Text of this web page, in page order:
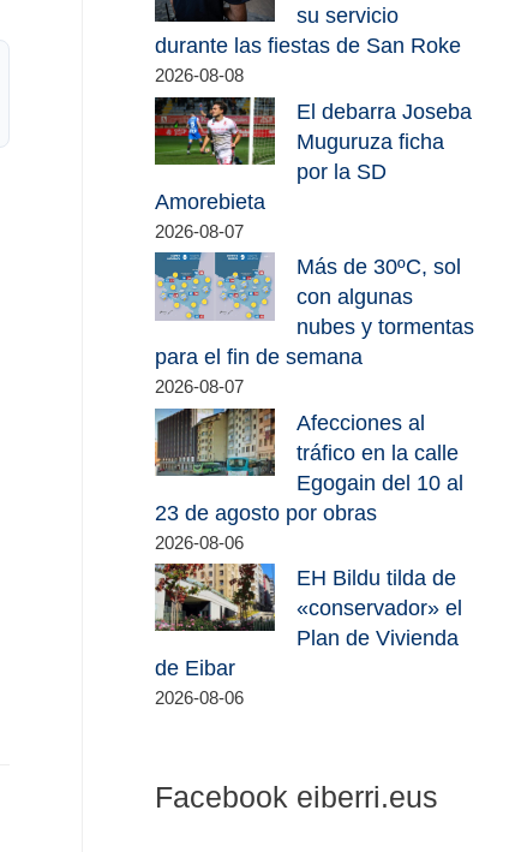
su servicio
durante las fiestas de San Roke
2026-08-08
El debarra Joseba
Muguruza ficha
por la SD
Amorebieta
2026-08-07
Más de 30ºC, sol
con algunas
nubes y tormentas
para el fin de semana
2026-08-07
Afecciones al
tráfico en la calle
Egogain del 10 al
23 de agosto por obras
2026-08-06
EH Bildu tilda de
«conservador» el
Plan de Vivienda
de Eibar
2026-08-06
Facebook eiberri.eus